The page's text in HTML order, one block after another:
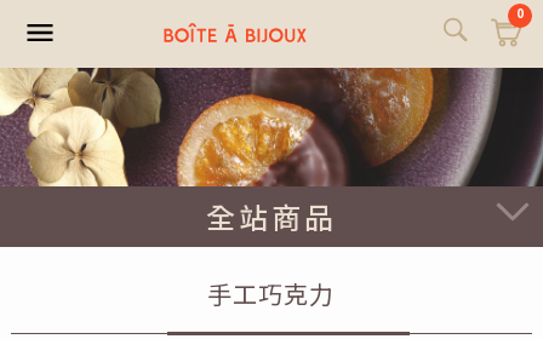
0
全站商品
手工巧克力